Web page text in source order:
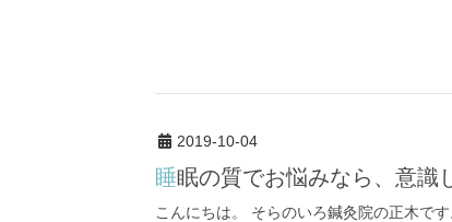
2019-10-04
睡眠の質でお悩みなら、意
こんにちは。 そらのいろ鍼灸院の正木で